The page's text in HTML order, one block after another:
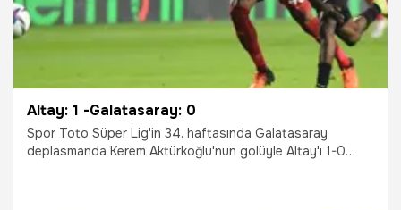
Altay: 1 -Galatasaray: 0
Spor Toto Süper Lig'in 34. haftasında Galatasaray
deplasmanda Kerem Aktürkoğlu'nun golüyle Altay'ı 1-0